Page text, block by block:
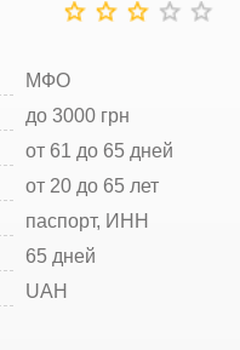
МФО
до 3000 грн
от 61 до 65 дней
от 20 до 65 лет
паспорт, ИНН
65 дней
UAH